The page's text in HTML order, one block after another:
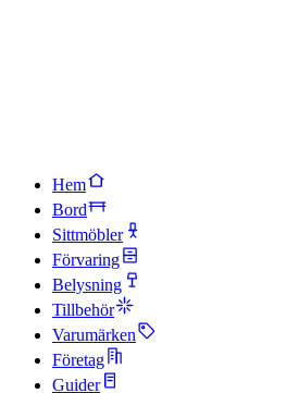
Hem
Bord
Sittmöbler
Förvaring
Belysning
Tillbehör
Varumärken
Företag
Guider